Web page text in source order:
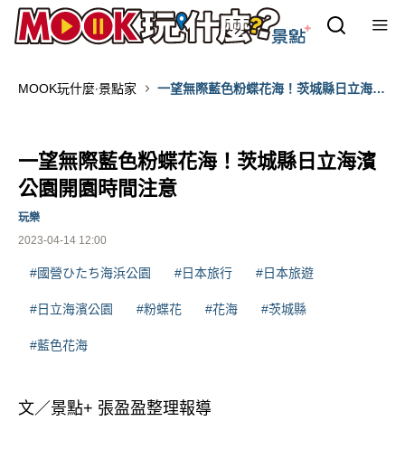
MOOK玩什麼‧景點家
一望無際藍色粉蝶花海！茨城縣日立海濱
一望無際藍色粉蝶花海！茨城縣日立海濱
公園開園時間注意
2023-04-14 12:00
玩樂
#國營ひたち海浜公園 #日本旅行 #日本旅遊
#日立海濱公園 #粉蝶花 #花海 #茨城縣
#藍色花海
文／景點+ 張盈盈整理報導